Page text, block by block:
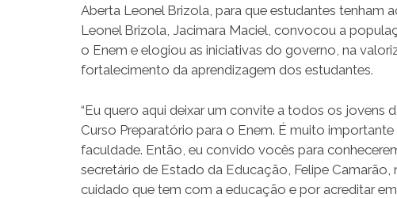
Aberta Leonel Brizola, para que estudantes tenham
Leonel Brizola, Jacimara Maciel, convocou a
o Enem e elogiou as iniciativas do governo, na
fortalecimento da aprendizagem dos estudantes.
“Eu quero aqui deixar um convite a todos os jovens
Curso Preparatório para o Enem. É muito
faculdade. Então, eu convido vocês para
secretário de Estado da Educação, Felipe
cuidado que tem com a educação e por acreditar